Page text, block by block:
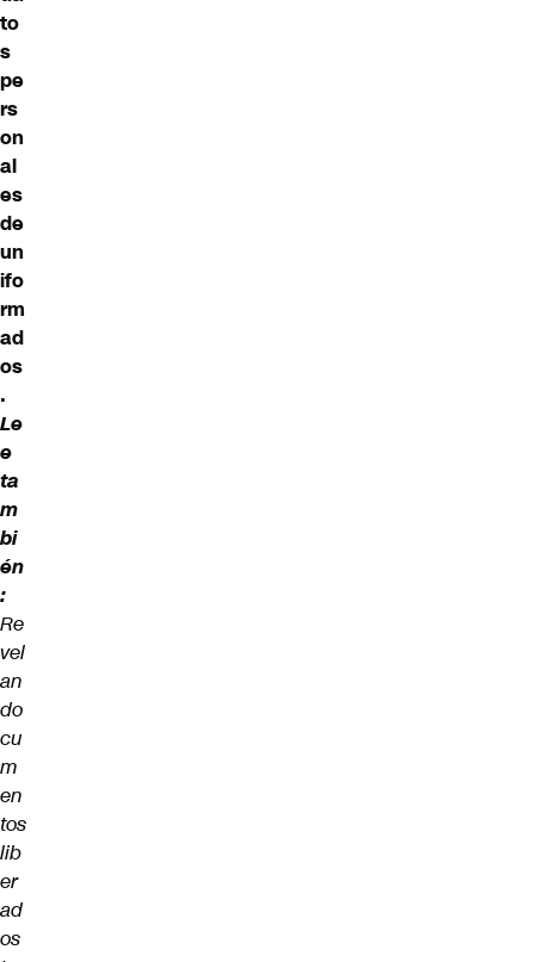
to
s
pe
rs
on
al
es
de
un
ifo
rm
ad
os
.
Le
e
ta
m
bi
én
:
Re
vel
an
do
cu
m
en
tos
lib
er
ad
os